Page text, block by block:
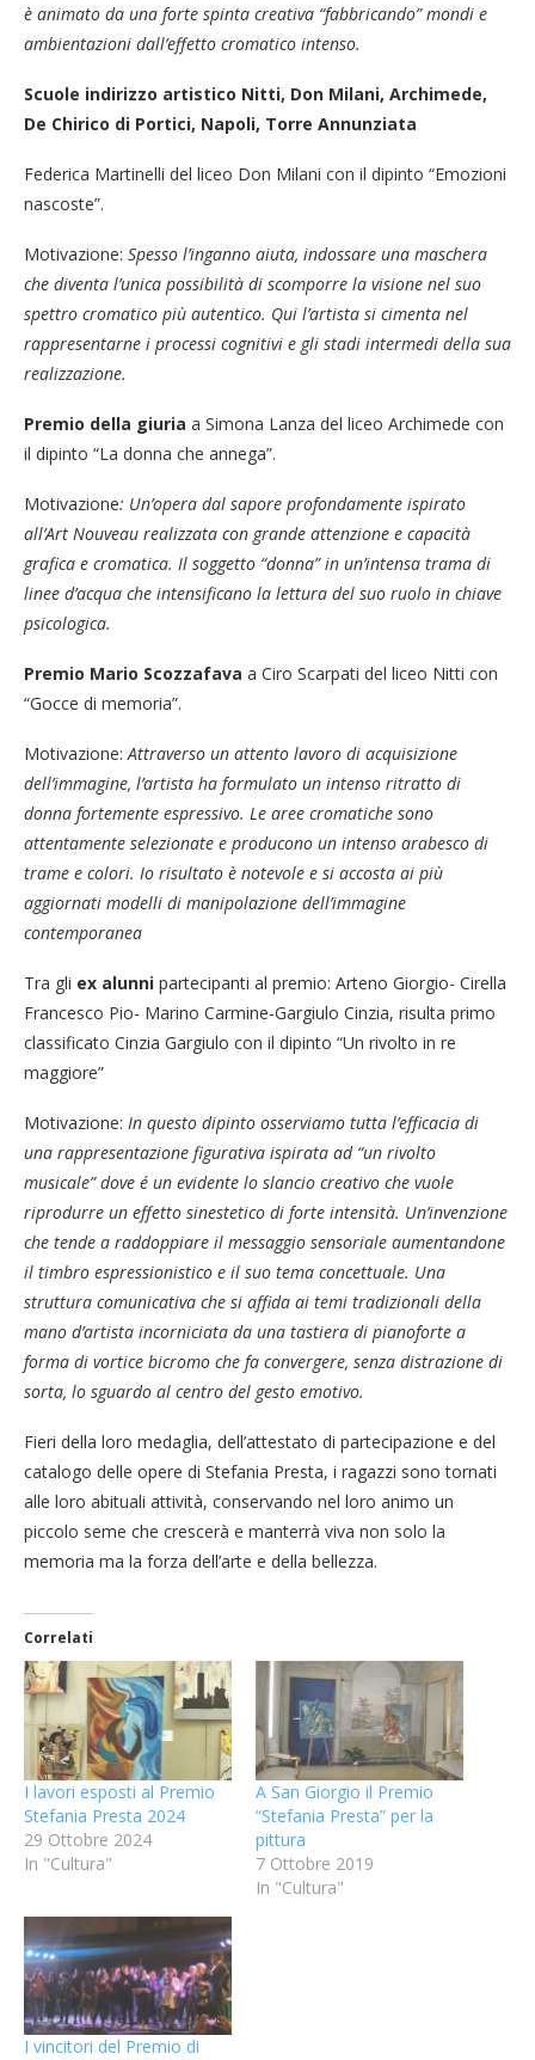
è animato da una forte spinta creativa “fabbricando” mondi e
ambientazioni dall’effetto cromatico intenso.
Scuole indirizzo artistico Nitti, Don Milani, Archimede,
De Chirico di Portici, Napoli, Torre Annunziata
Federica Martinelli del liceo Don Milani con il dipinto “Emozioni
nascoste”.
Motivazione: Spesso l’inganno aiuta, indossare una maschera
che diventa l’unica possibilità di scomporre la visione nel suo
spettro cromatico più autentico. Qui l’artista si cimenta nel
rappresentarne i processi cognitivi e gli stadi intermedi della sua
realizzazione.
Premio della giuria a Simona Lanza del liceo Archimede con
il dipinto “La donna che annega”.
Motivazione: Un’opera dal sapore profondamente ispirato
all’Art Nouveau realizzata con grande attenzione e capacità
grafica e cromatica. Il soggetto “donna” in un’intensa trama di
linee d’acqua che intensificano la lettura del suo ruolo in chiave
psicologica.
Premio Mario Scozzafava a Ciro Scarpati del liceo Nitti con
“Gocce di memoria”.
Motivazione:Attraverso un attento lavoro di acquisizione
dell’immagine, l’artista ha formulato un intenso ritratto di
donna fortemente espressivo. Le aree cromatiche sono
attentamente selezionate e producono un intenso arabesco di
trame e colori. Io risultato è notevole e si accosta ai più
aggiornati modelli di manipolazione dell’immagine
contemporanea
Tra gli ex alunni partecipanti al premio: Arteno Giorgio- Cirella
Francesco Pio- Marino Carmine-Gargiulo Cinzia, risulta primo
classificato Cinzia Gargiulo con il dipinto “Un rivolto in re
maggiore”
Motivazione: In questo dipinto osserviamo tutta l’efficacia di
una rappresentazione figurativa ispirata ad “un rivolto
musicale” dove é un evidente lo slancio creativo che vuole
riprodurre un effetto sinestetico di forte intensità. Un’invenzione
che tende a raddoppiare il messaggio sensoriale aumentandone
il timbro espressionistico e il suo tema concettuale. Una
struttura comunicativa che si affida ai temi tradizionali della
mano d’artista incorniciata da una tastiera di pianoforte a
forma di vortice bicromo che fa convergere, senza distrazione di
sorta, lo sguardo al centro del gesto emotivo.
Fieri della loro medaglia, dell’attestato di partecipazione e del
catalogo delle opere di Stefania Presta, i ragazzi sono tornati
alle loro abituali attività, conservando nel loro animo un
piccolo seme che crescerà e manterrà viva non solo la
memoria ma la forza dell’arte e della bellezza.
Correlati
I lavori esposti al Premio
Stefania Presta 2024
29 Ottobre 2024
In "Cultura"
A San Giorgio il Premio
“Stefania Presta” per la
pittura
7 Ottobre 2019
In "Cultura"
I vincitori del Premio di